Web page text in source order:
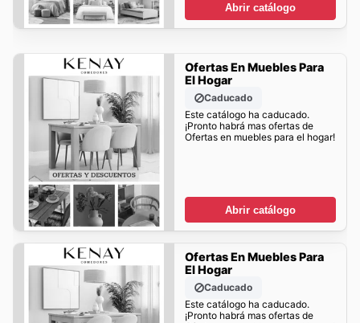
Abrir catálogo
Ofertas En Muebles Para
El Hogar
Caducado
Este catálogo ha caducado.
¡Pronto habrá mas ofertas de
Ofertas en muebles para el hogar!
Abrir catálogo
Ofertas En Muebles Para
El Hogar
Caducado
Este catálogo ha caducado.
¡Pronto habrá mas ofertas de